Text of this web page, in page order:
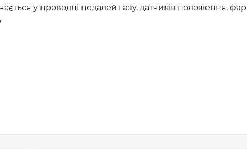
у проводці педалей газу, датчиків положення,